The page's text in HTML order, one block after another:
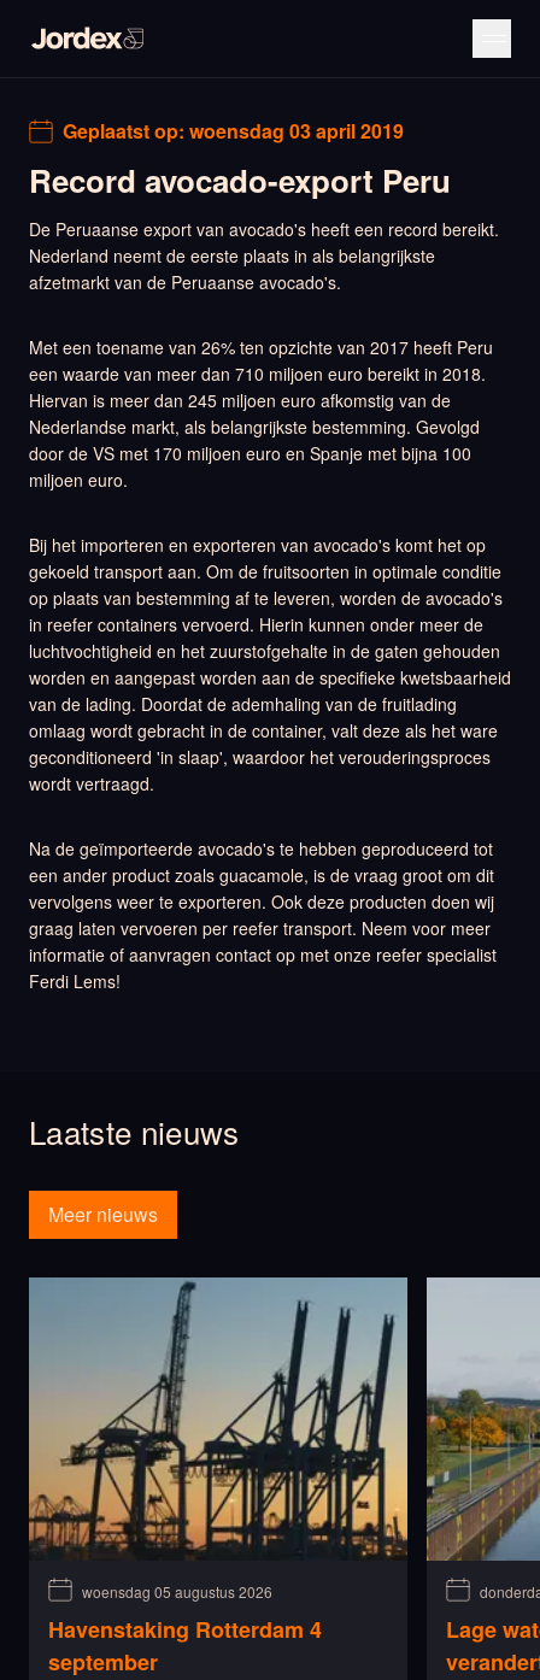
Geplaatst op: woensdag 03 april 2019
Record avocado-export Peru
De Peruaanse export van avocado's heeft een record bereikt.
Nederland neemt de eerste plaats in als belangrijkste
afzetmarkt van de Peruaanse avocado's.
Met een toename van 26% ten opzichte van 2017 heeft Peru
een waarde van meer dan 710 miljoen euro bereikt in 2018.
Hiervan is meer dan 245 miljoen euro afkomstig van de
Nederlandse markt, als belangrijkste bestemming. Gevolgd
door de VS met 170 miljoen euro en Spanje met bijna 100
miljoen euro.
Bij het importeren en exporteren van avocado's komt het op
gekoeld transport aan. Om de fruitsoorten in optimale conditie
op plaats van bestemming af te leveren, worden de avocado's
in reefer containers vervoerd. Hierin kunnen onder meer de
luchtvochtigheid en het zuurstofgehalte in de gaten gehouden
worden en aangepast worden aan de specifieke kwetsbaarheid
van de lading. Doordat de ademhaling van de fruitlading
omlaag wordt gebracht in de container, valt deze als het ware
geconditioneerd 'in slaap', waardoor het verouderingsproces
wordt vertraagd.
Na de geïmporteerde avocado's te hebben geproduceerd tot
een ander product zoals guacamole, is de vraag groot om dit
vervolgens weer te exporteren. Ook deze producten doen wij
graag laten vervoeren per reefer transport. Neem voor meer
informatie of aanvragen contact op met onze reefer specialist
Ferdi Lems!
Laatste nieuws
Meer nieuws
woensdag 05 augustus 2026
Havenstaking Rotterdam 4
september
Lage